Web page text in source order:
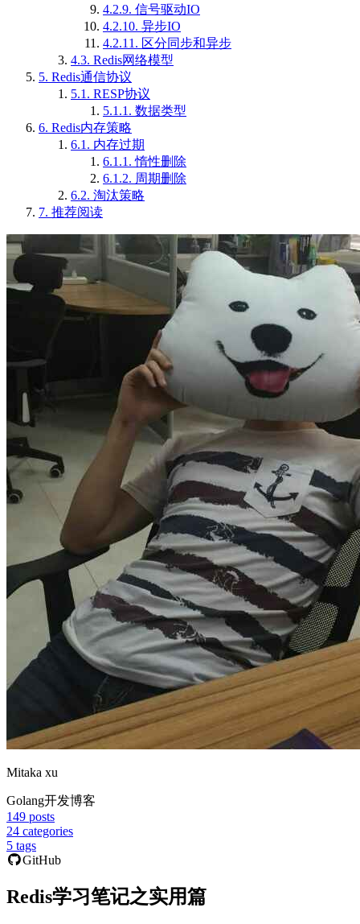
4.2.9. 信号驱动IO
4.2.10. 异步IO
4.2.11. 区分同步和异步
4.3. Redis网络模型
5. Redis通信协议
5.1. RESP协议
5.1.1. 数据类型
6. Redis内存策略
6.1. 内存过期
6.1.1. 惰性删除
6.1.2. 周期删除
6.2. 淘汰策略
7. 推荐阅读
Mitaka xu
Golang开发博客
149 posts
24 categories
5 tags
GitHub
Redis学习笔记之实用篇